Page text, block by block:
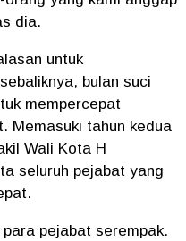
dia.
untuk
bulan suci
mempercepat
Memasuki tahun kedua
Wali Kota H
seluruh pejabat yang
para pejabat serempak.